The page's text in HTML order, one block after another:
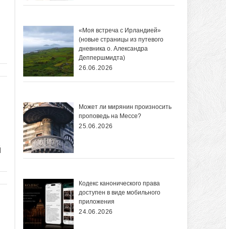
«Моя встреча с Ирландией»
(новые страницы из путевого
дневника о. Александра
Деппершмидта)
26.06.2026
Может ли мирянин произносить
проповедь на Мессе?
25.06.2026
Кодекс канонического права
доступен в виде мобильного
приложения
24.06.2026